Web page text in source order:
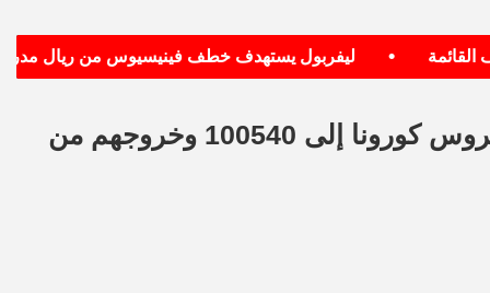
ليفربول يستهدف خطف فينيسيوس من ريال مدريد
الصحة: ارتفاع حالات الشفاء من مصابي فيروس كورونا إلى 100540 وخروجهم من